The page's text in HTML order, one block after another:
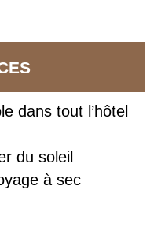
dans tout l’hôtel
du soleil
à sec